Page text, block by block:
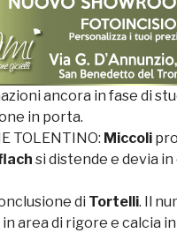
ancora in fase di
in porta.
TOLENTINO: Miccoli
si distende e devia in
di Tortelli. Il
area di rigore e calcia